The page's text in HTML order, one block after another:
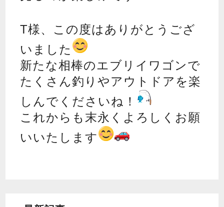
T様、この度はありがとうござ
いました
新たな相棒のエブリイワゴンで
たくさん釣りやアウトドアを楽
しんでくださいね！
これからも末永くよろしくお願
いいたします